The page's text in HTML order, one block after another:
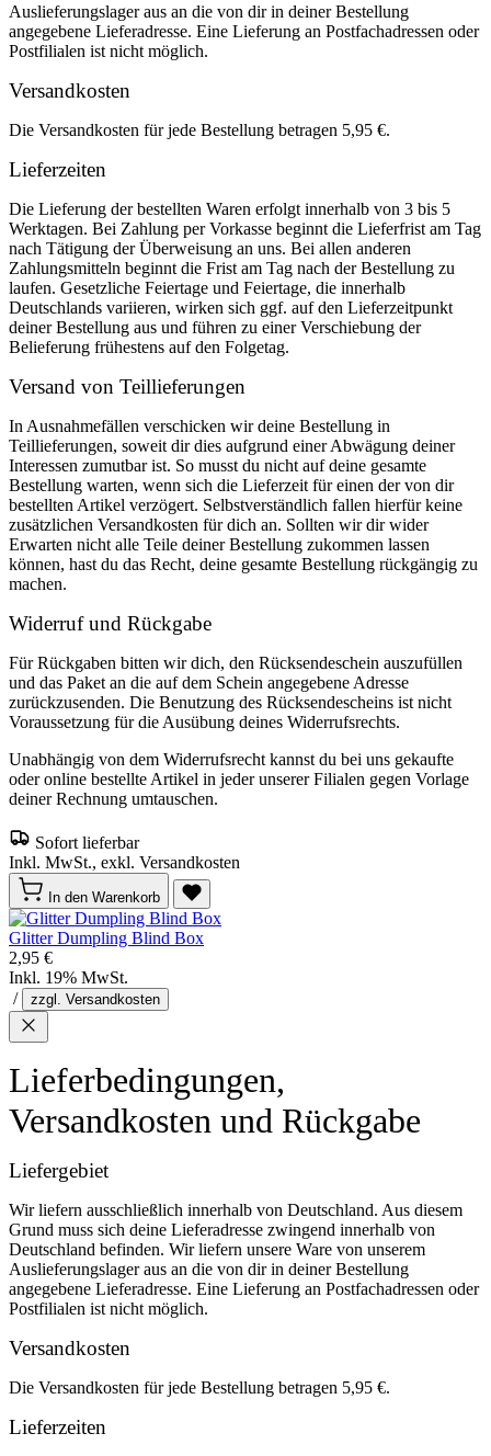
Auslieferungslager aus an die von dir in deiner Bestellung
angegebene Lieferadresse. Eine Lieferung an Postfachadressen oder
Postfilialen ist nicht möglich.
Versandkosten
Die Versandkosten für jede Bestellung betragen 5,95 €.
Lieferzeiten
Die Lieferung der bestellten Waren erfolgt innerhalb von 3 bis 5
Werktagen. Bei Zahlung per Vorkasse beginnt die Lieferfrist am Tag
nach Tätigung der Überweisung an uns. Bei allen anderen
Zahlungsmitteln beginnt die Frist am Tag nach der Bestellung zu
laufen. Gesetzliche Feiertage und Feiertage, die innerhalb
Deutschlands variieren, wirken sich ggf. auf den Lieferzeitpunkt
deiner Bestellung aus und führen zu einer Verschiebung der
Belieferung frühestens auf den Folgetag.
Versand von Teillieferungen
In Ausnahmefällen verschicken wir deine Bestellung in
Teillieferungen, soweit dir dies aufgrund einer Abwägung deiner
Interessen zumutbar ist. So musst du nicht auf deine gesamte
Bestellung warten, wenn sich die Lieferzeit für einen der von dir
bestellten Artikel verzögert. Selbstverständlich fallen hierfür keine
zusätzlichen Versandkosten für dich an. Sollten wir dir wider
Erwarten nicht alle Teile deiner Bestellung zukommen lassen
können, hast du das Recht, deine gesamte Bestellung rückgängig zu
machen.
Widerruf und Rückgabe
Für Rückgaben bitten wir dich, den Rücksendeschein auszufüllen
und das Paket an die auf dem Schein angegebene Adresse
zurückzusenden. Die Benutzung des Rücksendescheins ist nicht
Voraussetzung für die Ausübung deines Widerrufsrechts.
Unabhängig von dem Widerrufsrecht kannst du bei uns gekaufte
oder online bestellte Artikel in jeder unserer Filialen gegen Vorlage
deiner Rechnung umtauschen.
Sofort lieferbar
Inkl. MwSt., exkl. Versandkosten
In den Warenkorb
Glitter Dumpling Blind Box
2,95 €
Inkl. 19% MwSt.
/
zzgl. Versandkosten
Lieferbedingungen,
Versandkosten und Rückgabe
Liefergebiet
Wir liefern ausschließlich innerhalb von Deutschland. Aus diesem
Grund muss sich deine Lieferadresse zwingend innerhalb von
Deutschland befinden. Wir liefern unsere Ware von unserem
Auslieferungslager aus an die von dir in deiner Bestellung
angegebene Lieferadresse. Eine Lieferung an Postfachadressen oder
Postfilialen ist nicht möglich.
Versandkosten
Die Versandkosten für jede Bestellung betragen 5,95 €.
Lieferzeiten